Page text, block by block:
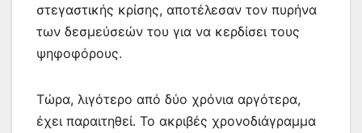
στεγαστικής κρίσης, αποτέλεσαν τον πυρήνα
των δεσμεύσεών του για να κερδίσει τους
ψηφοφόρους.
Τώρα, λιγότερο από δύο χρόνια αργότερα,
έχει παραιτηθεί. Το ακριβές χρονοδιάγραμμα